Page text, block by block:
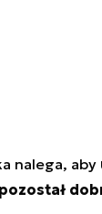
nalega, aby